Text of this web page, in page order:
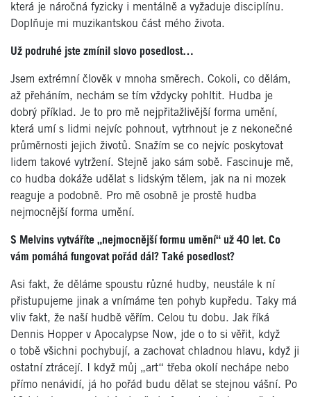
která je náročná fyzicky i mentálně a vyžaduje disciplínu.
Doplňuje mi muzikantskou část mého života.
Už podruhé jste zmínil slovo posedlost…
Jsem extrémní člověk v mnoha směrech. Cokoli, co dělám,
až přeháním, nechám se tím vždycky pohltit. Hudba je
dobrý příklad. Je to pro mě nejpřitažlivější forma umění,
která umí s lidmi nejvíc pohnout, vytrhnout je z nekonečné
průměrnosti jejich životů. Snažím se co nejvíc poskytovat
lidem takové vytržení. Stejně jako sám sobě. Fascinuje mě,
co hudba dokáže udělat s lidským tělem, jak na ni mozek
reaguje a podobně. Pro mě osobně je prostě hudba
nejmocnější forma umění.
S Melvins vytváříte „nejmocnější formu umění“ už 40 let. Co
vám pomáhá fungovat pořád dál? Také posedlost?
Asi fakt, že děláme spoustu různé hudby, neustále k ní
přistupujeme jinak a vnímáme ten pohyb kupředu. Taky má
vliv fakt, že naší hudbě věřím. Celou tu dobu. Jak říká
Dennis Hopper v Apocalypse Now, jde o to si věřit, když
o tobě všichni pochybují, a zachovat chladnou hlavu, když ji
ostatní ztrácejí. I když můj „art“ třeba okolí nechápe nebo
přímo nenávidí, já ho pořád budu dělat se stejnou vášní. Po